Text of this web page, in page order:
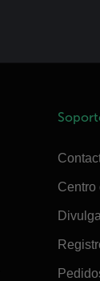
Centro